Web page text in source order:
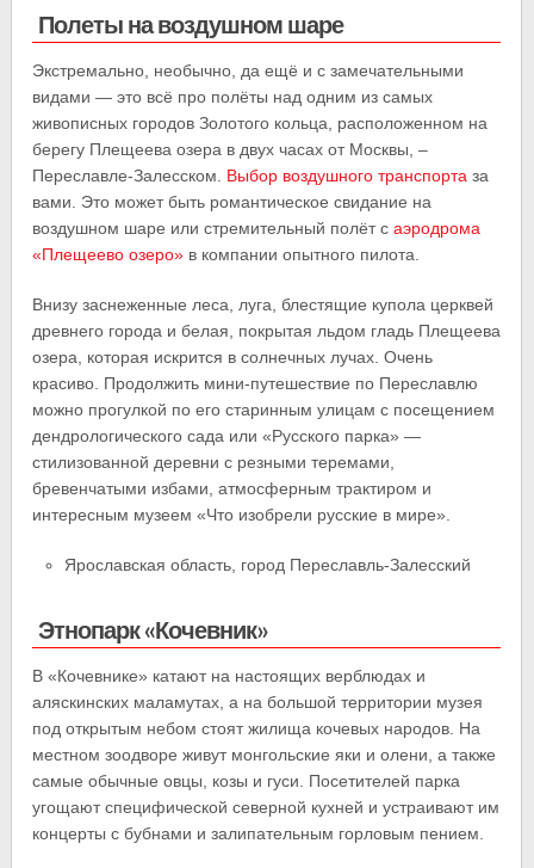
Полеты на воздушном шаре
Экстремально, необычно, да ещё и с замечательными
видами — это всё про полёты над одним из самых
живописных городов Золотого кольца, расположенном на
берегу Плещеева озера в двух часах от Москвы, –
Переславле-Залесском. Выбор воздушного транспорта за
вами. Это может быть романтическое свидание на
воздушном шаре или стремительный полёт саэродрома
«Плещеево озеро» в компании опытного пилота.
Внизу заснеженные леса, луга, блестящие купола церквей
древнего города и белая, покрытая льдом гладь Плещеева
озера, которая искрится в солнечных лучах. Очень
красиво. Продолжить мини-путешествие по Переславлю
можно прогулкой по его старинным улицам с посещением
дендрологического сада или «Русского парка» —
стилизованной деревни с резными теремами,
бревенчатыми избами, атмосферным трактиром и
интересным музеем «Что изобрели русские в мире».
Ярославская область, город Переславль-Залесский
Этнопарк «Кочевник»
В «Кочевнике» катают на настоящих верблюдах и
аляскинских маламутах, а на большой территории музея
под открытым небом стоят жилища кочевых народов. На
местном зоодворе живут монгольские яки и олени, а также
самые обычные овцы, козы и гуси. Посетителей парка
угощают специфической северной кухней и устраивают им
концерты с бубнами и залипательным горловым пением.